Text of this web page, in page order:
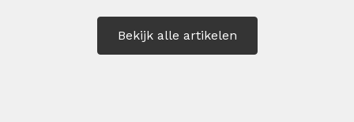
Bekijk alle artikelen